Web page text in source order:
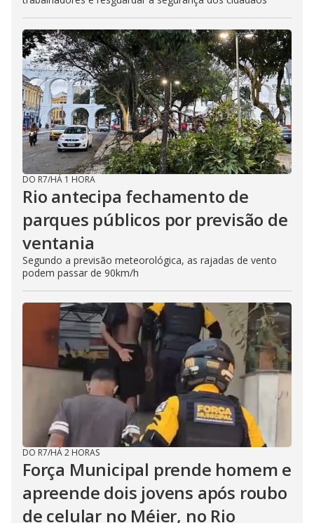
DO R7/HÁ 1 HORA
Rio antecipa fechamento de
parques públicos por previsão de
ventania
Segundo a previsão meteorológica, as rajadas de vento
podem passar de 90km/h
DO R7/HÁ 2 HORAS
Força Municipal prende homem e
apreende dois jovens após roubo
de celular no Méier, no Rio